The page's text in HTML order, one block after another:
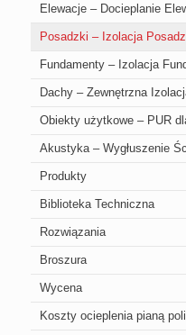
Elewacje – Docieplanie
Posadzki – Izolacja
Fundamenty – Izolacja
Dachy – Zewnętrzna
Obiekty użytkowe – PUR
Akustyka – Wygłuszenie
Produkty
Biblioteka Techniczna
Rozwiązania
Broszura
Wycena
Koszty ocieplenia pianą